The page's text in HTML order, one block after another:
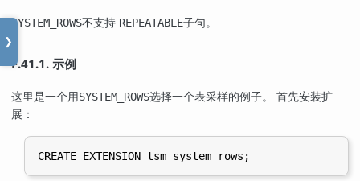
❯
SYSTEM_ROWS不支持 REPEATABLE子句。
F.41.1. 示例
这里是一个用SYSTEM_ROWS选择一个表采样的例子。 首先安装扩
展：